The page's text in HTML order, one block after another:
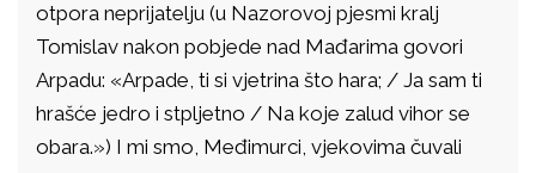
otpora neprijatelju (u Nazorovoj pjesmi kralj
Tomislav nakon pobjede nad Mađarima govori
Arpadu: «Arpade, ti si vjetrina što hara; / Ja sam ti
hrašće jedro i stpljetno / Na koje zalud vihor se
obara.») I mi smo, Međimurci, vjekovima čuvali